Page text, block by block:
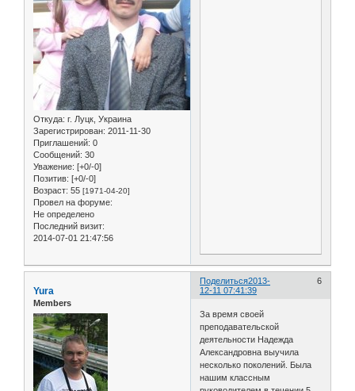
Откуда: г. Луцк, Украина
Зарегистрирован: 2011-11-30
Приглашений: 0
Сообщений: 30
Уважение: [+0/-0]
Позитив: [+0/-0]
Возраст: 55 [1971-04-20]
Провел на форуме:
Не определено
Последний визит:
2014-07-01 21:47:56
Поделиться 6
2013-
12-11 07:41:39
Yura
Members
За время своей
преподавательской
деятельности Надежда
Александровна выучила
несколько поколений. Была
нашим классным